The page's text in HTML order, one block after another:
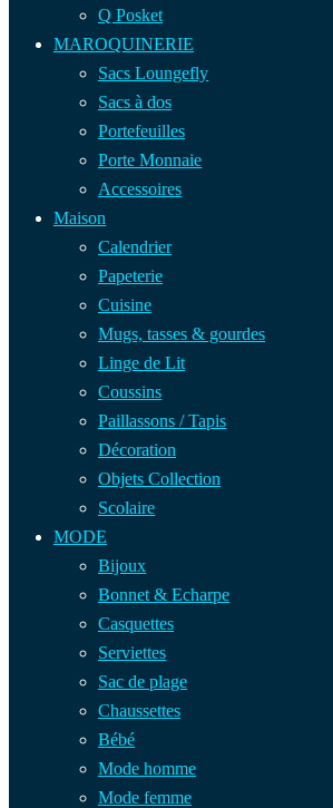
Q Posket
MAROQUINERIE
Sacs Loungefly
Sacs à dos
Portefeuilles
Porte Monnaie
Accessoires
Maison
Calendrier
Papeterie
Cuisine
Mugs, tasses & gourdes
Linge de Lit
Coussins
Paillassons / Tapis
Décoration
Objets Collection
Scolaire
MODE
Bijoux
Bonnet & Echarpe
Casquettes
Serviettes
Sac de plage
Chaussettes
Bébé
Mode homme
Mode femme